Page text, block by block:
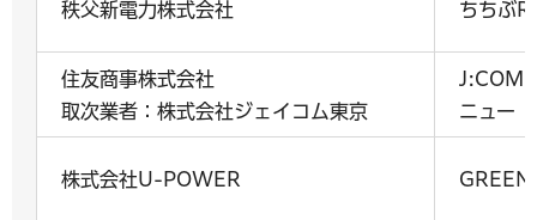
秩父新電力株式会社 ちちぶ
住友商事株式会社
取次業者：株式会社ジェイコム東京
J:COM
ニュー
株式会社U-POWER GREEN